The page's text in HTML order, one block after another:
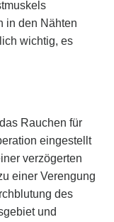
in den Nähten
wichtig, es
Rauchen für
eingestellt
verzögerten
einer Verengung
des
und